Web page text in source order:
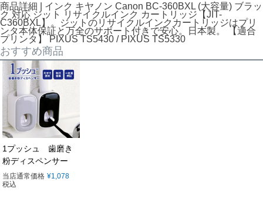
商品詳細 | インク キヤノン Canon BC-360BXL (大容量) ブラッ
ク 対応 ジット リサイクルインク カートリッジ【JIT-
C360BXL】。ジットのリサイクルインクカートリッジはプリ
ンタ本体保証と万全のサポート付きで安心。日本製。 【適合
プリンタ】 PIXUS TS5430 / PIXUS TS5330
おすすめ商品
1プッシュ 歯磨き
粉ディスペンサー
当店通常価格 ¥1,078
税込